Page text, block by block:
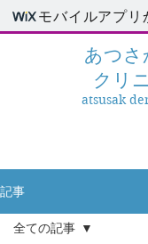
モバイルアプリ
あつさ
クリ
atsusak
記事
全ての記事